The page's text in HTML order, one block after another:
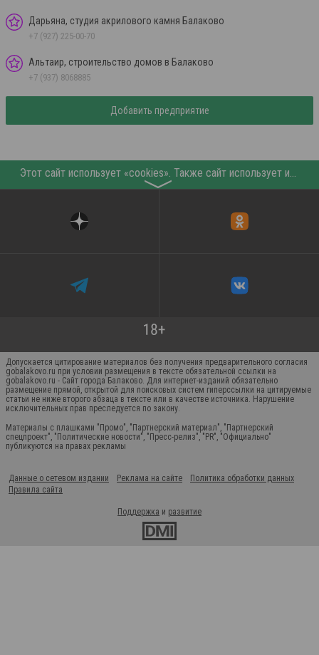
Дарьяна, студия акрилового камня Балаково
+7 (927) 225-00-70
Альтаир, строительство домов в Балаково
+7 (937) 8068885
Добавить предприятие
〉
Допускается цитирование материалов без получения предварительного согласия
gobalakovo.ru при условии размещения в тексте обязательной ссылки на
gobalakovo.ru - Сайт города Балаково. Для интернет-изданий обязательно
размещение прямой, открытой для поисковых систем гиперссылки на цитируемые
статьи не ниже второго абзаца в тексте или в качестве источника. Нарушение
исключительных прав преследуется по закону.
Материалы с плашками "Промо", "Партнерский материал", "Партнерский
спецпроект", "Политические новости", "Пресс-релиз", "PR", "Официально"
публикуются на правах рекламы
Данные о сетевом издании Реклама на сайте
Политика обработки данных
Правила сайта
Поддержка и развитие